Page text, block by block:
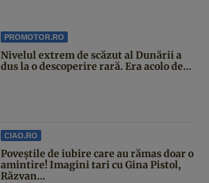
PROMOTOR.RO
Nivelul extrem de scăzut al Dunării a
dus la o descoperire rară. Era acolo de...
CIAO.RO
Poveştile de iubire care au rămas doar o
amintire! Imagini tari cu Gina Pistol,
Răzvan...